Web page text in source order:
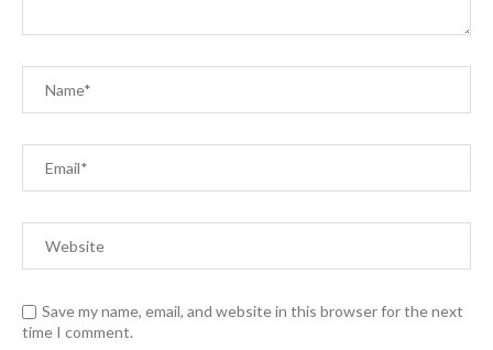
Save my name, email, and website in this browser for the next
time I comment.